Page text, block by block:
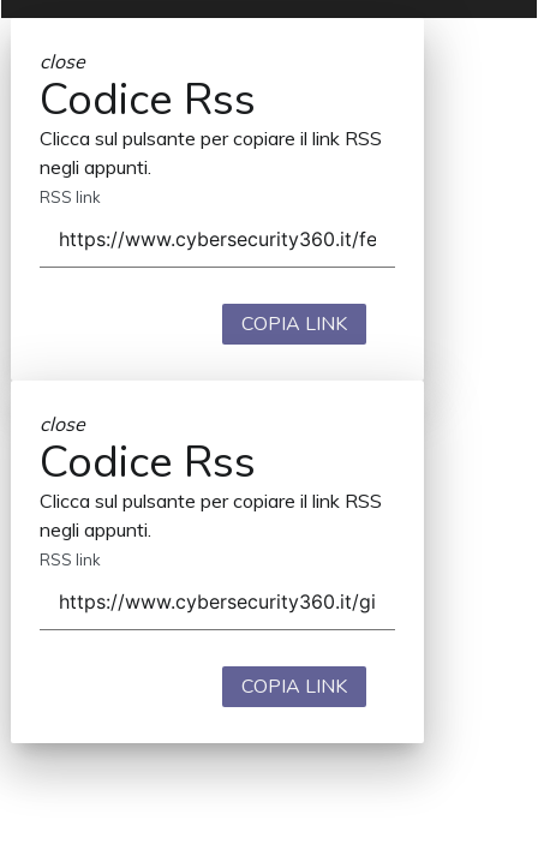
close
Codice Rss
Clicca sul pulsante per copiare il link RSS
negli appunti.
RSS link
COPIA LINK
close
Codice Rss
Clicca sul pulsante per copiare il link RSS
negli appunti.
RSS link
COPIA LINK